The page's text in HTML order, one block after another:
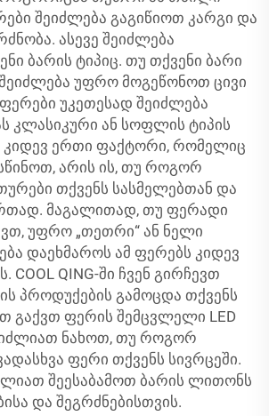
შეიძლება გაგიწიოთ კარგი და
ასევე შეიძლება
ბარის ტიპიც. თუ თქვენი ბარი
უფრო მოგეწონოთ ცივი
უკეთესად შეიძლება
კლასიკური ან სოფლის ტიპის
კიდევ ერთი ფაქტორი, რომელიც
არის ის, თუ როგორ
თქვენს სასმელებთან და
მაგალითად, თუ ფერადი
უფრო „თეთრი“ ან ნელი
დაეხმაროს ამ ფერებს კიდევ
QING-ში ჩვენ გირჩევთ
პროდუქების გამოცდა თქვენს
გაქვთ ფერის შემცვლელი LED
ნახოთ, თუ როგორ
ფერი თქვენს სივრცეში.
შეესაბამოთ ბარის ლითონს
და შეგრძნებისთვის.